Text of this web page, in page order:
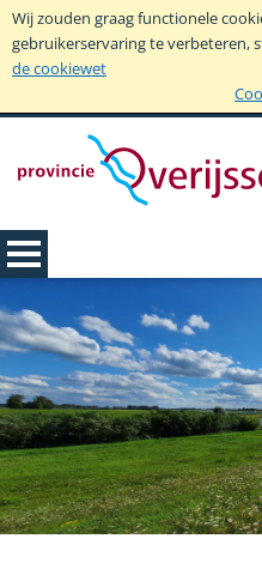
Wij zouden graag functionele
gebruikerservaring te verbeteren,
de cookiewet